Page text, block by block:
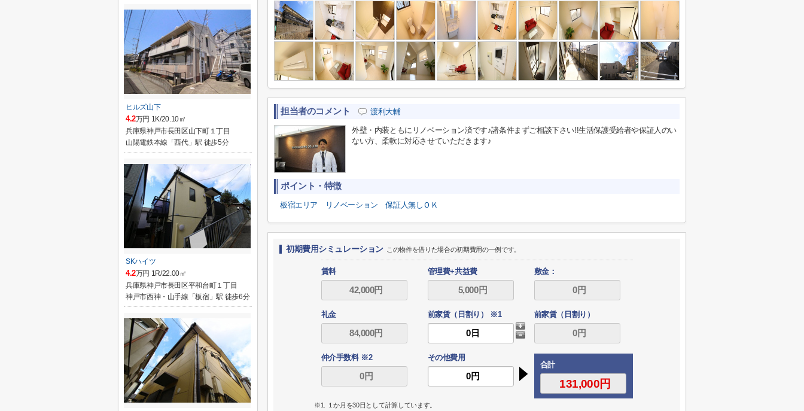
担当者のコメント 渡利大輔
外壁・内装ともにリノベーション済です♪諸条件まずご相談下さい!!生活保護受給者や保証人のい
ない方、柔軟に対応させていただきます♪
ポイント・特徴
板宿エリア リノベーション 保証人無しＯＫ
初期費用シミュレーション この物件を借りた場合の初期費用の一例です。
賃料 管理費+共益費 敷金：
礼金 前家賃（日割り） ※1 前家賃（日割り）
仲介手数料 ※2
その他費用
合計
※1. １か月を30日として計算しています。
ヒルズ山下
4.2万円 1K/20.10㎡
兵庫県神戸市長田区山下町１丁目
山陽電鉄本線「西代」駅 徒歩5分
SKハイツ
4.2万円 1R/22.00㎡
兵庫県神戸市長田区平和台町１丁目
神戸市西神・山手線「板宿」駅 徒歩6分